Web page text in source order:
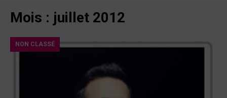
Mois : juillet 2012
NON CLASSÉ